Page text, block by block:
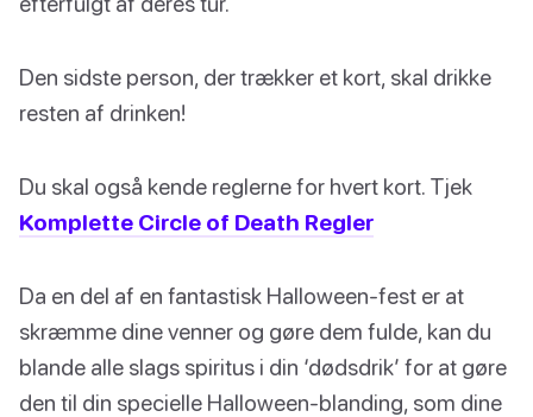
Den sidste person, der trækker et kort, skal drikke
resten af drinken!
Du skal også kende reglerne for hvert kort. Tjek
Komplette Circle of Death Regler
Da en del af en fantastisk Halloween-fest er at
skræmme dine venner og gøre dem fulde, kan du
blande alle slags spiritus i din ‘dødsdrik’ for at gøre
den til din specielle Halloween-blanding, som dine